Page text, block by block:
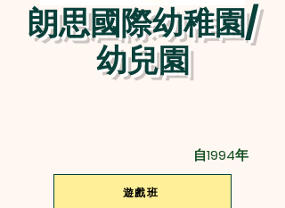
自1994年
朗思國際幼稚園/
幼兒園
遊戲班